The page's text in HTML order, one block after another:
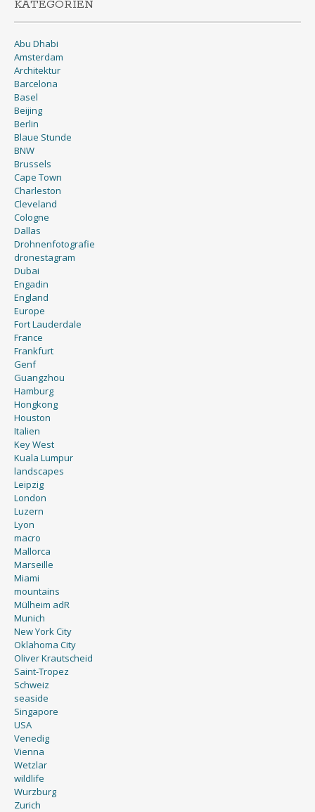
KATEGORIEN
Abu Dhabi
Amsterdam
Architektur
Barcelona
Basel
Beijing
Berlin
Blaue Stunde
BNW
Brussels
Cape Town
Charleston
Cleveland
Cologne
Dallas
Drohnenfotografie
dronestagram
Dubai
Engadin
England
Europe
Fort Lauderdale
France
Frankfurt
Genf
Guangzhou
Hamburg
Hongkong
Houston
Italien
Key West
Kuala Lumpur
landscapes
Leipzig
London
Luzern
Lyon
macro
Mallorca
Marseille
Miami
mountains
Mülheim adR
Munich
New York City
Oklahoma City
Oliver Krautscheid
Saint-Tropez
Schweiz
seaside
Singapore
USA
Venedig
Vienna
Wetzlar
wildlife
Wurzburg
Zurich